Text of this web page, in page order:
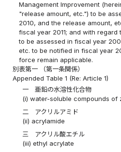
Management Improvement
"release amount, etc.") to be
2010, and the release amount,
fiscal year 2011; and with
to be assessed in fiscal year
etc. to be notified in fiscal year
force remain applicable.
別表第一
（第一条関係）
Appended Table 1 (Re: Article 1)
一 亜鉛の水溶性化合物
(i) water-soluble compounds of
二 アクリルアミド
(ii) acrylamide
三 アクリル酸エチル
(iii) ethyl acrylate